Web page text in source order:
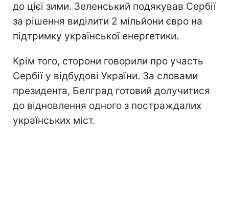
до цієї зими. Зеленський подякував Сербії
за рішення виділити 2 мільйони євро на
підтримку української енергетики.
Крім того, сторони говорили про участь
Сербії у відбудові України. За словами
президента, Белград готовий долучитися
до відновлення одного з постраждалих
українських міст.